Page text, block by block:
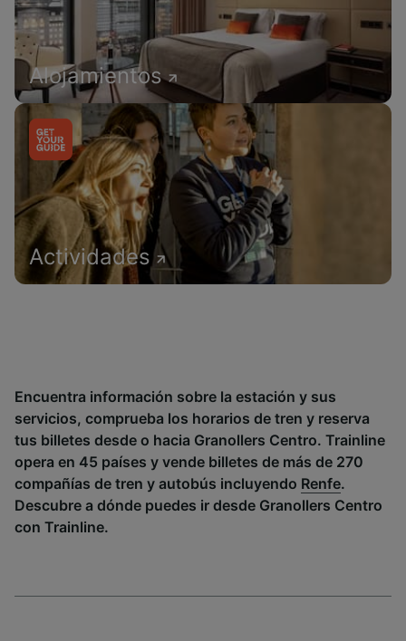
Alojamientos
Actividades
Encuentra información sobre la estación y sus
servicios, comprueba los horarios de tren y reserva
tus billetes desde o hacia Granollers Centro. Trainline
opera en 45 países y vende billetes de más de 270
compañías de tren y autobús incluyendo Renfe.
Descubre a dónde puedes ir desde Granollers Centro
con Trainline.